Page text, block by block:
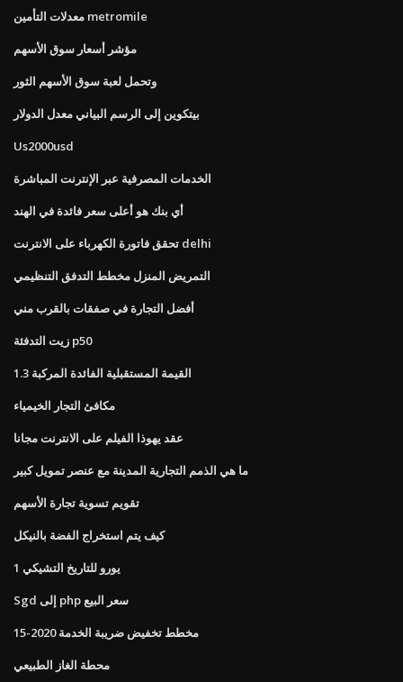
معدلات التأمين metromile
مؤشر أسعار سوق الأسهم
وتحمل لعبة سوق الأسهم الثور
بيتكوين إلى الرسم البياني معدل الدولار
Us2000usd
الخدمات المصرفية عبر الإنترنت المباشرة
أي بنك هو أعلى سعر فائدة في الهند
تحقق فاتورة الكهرباء على الانترنت delhi
التمريض المنزل مخطط التدفق التنظيمي
أفضل التجارة في صفقات بالقرب مني
زيت التدفئة p50
1.3 القيمة المستقبلية الفائدة المركبة
مكافئ التجار الخيمياء
عقد يهوذا الفيلم على الانترنت مجانا
ما هي الذمم التجارية المدينة مع عنصر تمويل كبير
تقويم تسوية تجارة الأسهم
كيف يتم استخراج الفضة بالنيكل
1 يورو للتاريخ التشيكي
Sgd إلى php سعر البيع
مخطط تخفيض ضريبة الخدمة 2020-15
محطة الغاز الطبيعي